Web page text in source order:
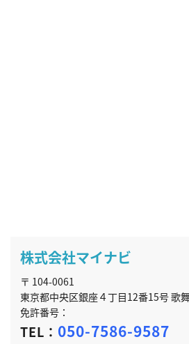
株式会社マイナビ
〒 104-0061
東京都中央区銀座４丁目12番15号 歌
免許番号：
TEL： 050-7586-9587